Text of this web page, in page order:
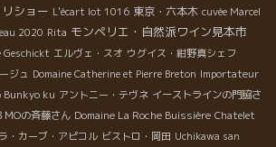
ショー L'écart lot 1016 東京・六本木 cuvée Marcel
2020 Rita モンペリエ・自然派ワイン見本市
Geschickt エルヴェ・スオ ウグイス・紺野真シェフ
ジュ Domaine Catherine et Pierre Breton Importateur
Bunkyo ku アントニー・テヴネ イーストラインの門脇さ
ＭОの斉藤さん Domaine La Roche Buissière Chatelet
ラ・カーブ・アピコル ビストロ・岡田 Uchikawa san